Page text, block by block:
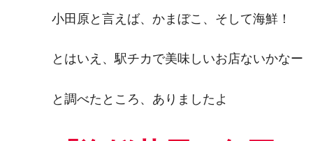
小田原と言えば、かまぼこ、そして海鮮！
とはいえ、駅チカで美味しいお店ないかなー
と調べたところ、ありましたよ